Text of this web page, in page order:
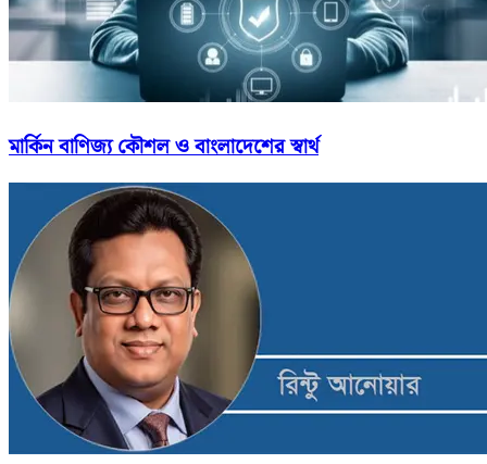
মার্কিন বাণিজ্য কৌশল ও বাংলাদেশের স্বার্থ